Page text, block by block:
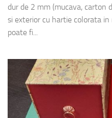
dur de 2 mm (mucava, carton
si exterior cu hartie colorata in
poate fi...